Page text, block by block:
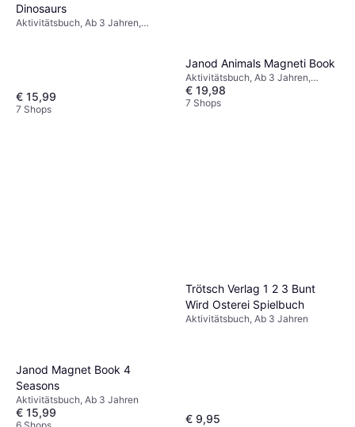
Dinosaurs
Aktivitätsbuch, Ab 3 Jahren,
€ 15,99
7 Shops
Janod Animals Magneti Book
Aktivitätsbuch, Ab 3 Jahren,
Thema: Tiere
€ 19,98
7 Shops
Janod Magnet Book 4
Seasons
Aktivitätsbuch, Ab 3 Jahren
€ 15,99
Trötsch Verlag 1 2 3 Bunt
Wird Osterei Spielbuch
Aktivitätsbuch, Ab 3 Jahren
€ 9,95